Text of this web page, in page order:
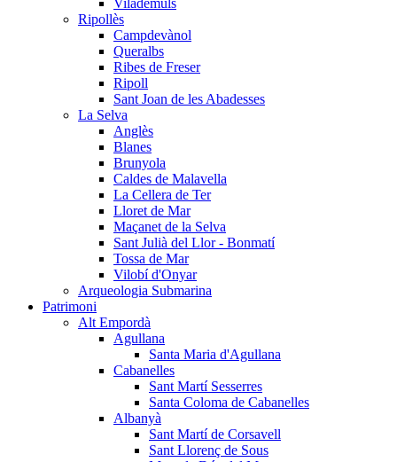
Vilademuls
Ripollès
Campdevànol
Queralbs
Ribes de Freser
Ripoll
Sant Joan de les Abadesses
La Selva
Anglès
Blanes
Brunyola
Caldes de Malavella
La Cellera de Ter
Lloret de Mar
Maçanet de la Selva
Sant Julià del Llor - Bonmatí
Tossa de Mar
Vilobí d'Onyar
Arqueologia Submarina
Patrimoni
Alt Empordà
Agullana
Santa Maria d'Agullana
Cabanelles
Sant Martí Sesserres
Santa Coloma de Cabanelles
Albanyà
Sant Martí de Corsavell
Sant Llorenç de Sous